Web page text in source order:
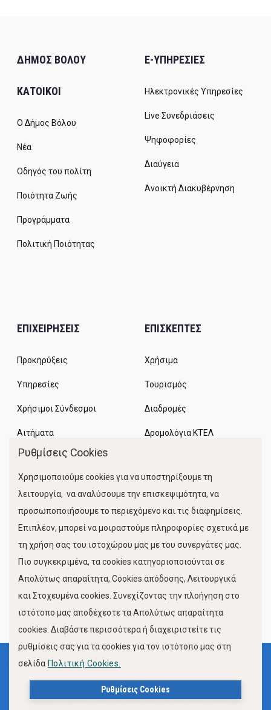
ΔΗΜΟΣ ΒΟΛΟΥ
ΚΑΤΟΙΚΟΙ
Ο Δήμος Βόλου
Νέα
Οδηγός του πολίτη
Ποιότητα Ζωής
Προγράμματα
Πολιτική Ποιότητας
E-ΥΠΗΡΕΣΙΕΣ
Ηλεκτρονικές Υπηρεσίες
Live Συνεδριάσεις
Ψηφοφορίες
Διαύγεια
Ανοικτή Διακυβέρνηση
ΕΠΙΧΕΙΡΗΣΕΙΣ
Προκηρύξεις
Υπηρεσίες
Χρήσιμοι Σύνδεσμοι
Αιτήματα
ΕΠΙΣΚΕΠΤΕΣ
Χρήσιμα
Τουρισμός
Διαδρομές
Δρομολόγια ΚΤΕΛ
Κίνηση Λιμένος
FOLLOW US
Όροι Χρήσης
Πολιτική Προστασίας Προσωπικών Δεδομένων
Ρυθμίσεις Cookies
Χρησιμοποιούμε cookies για να υποστηρίξουμε τη
λειτουργία, να αναλύσουμε την επισκεψιμότητα, να
προσωποποιήσουμε το περιεχόμενο και τις διαφημίσεις.
Επιπλέον, μπορεί να μοιραστούμε πληροφορίες σχετικά με
τη χρήση σας του ιστοχώρου μας με του συνεργάτες μας.
Πιο συγκεκριμένα, τα cookies κατηγοριοποιούνται σε
Απολύτως απαραίτητα, Cookies απόδοσης, Λειτουργικά
και Στοχευμένα cookies. Συνεχίζοντας την πλοήγηση στο
ιστότοπο μας αποδέχεστε τα Απολύτως απαραίτητα
cookies. Διαβάστε περισσότερα ή διαχειριστείτε τις
ρυθμίσεις σας για τα cookies για τον ιστότοπο μας στη
σελίδα Πολιτική Cookies.
Ρυθμίσεις Cookies